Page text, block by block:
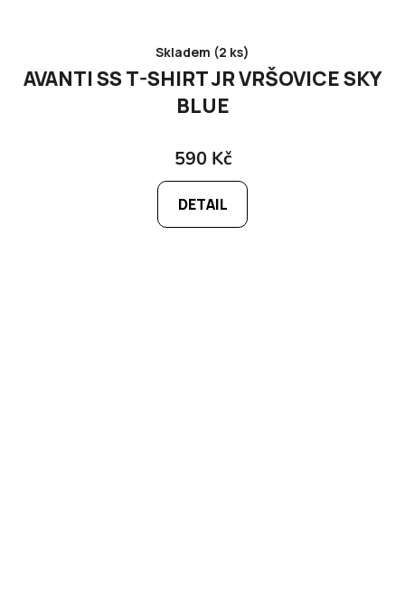
Skladem (2 ks)
AVANTI SS T-SHIRT JR VRŠOVICE SKY
BLUE
590 Kč
DETAIL